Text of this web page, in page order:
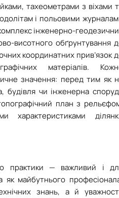
тахеометрами з віхами
і польовими
інженерно-
висотного обґрунтування
координатних прив’язок
матеріалів.
значення: перед тим як
будівля чи інженерна
план з
характеристиками
практики — важливий і
як майбутнього
знань, а й